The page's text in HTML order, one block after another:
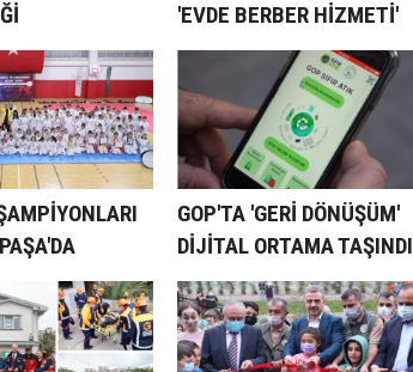
'EVDE BERBER HİZMETİ'
GOP'TA 'GERİ DÖNÜŞÜM'
DİJİTAL ORTAMA TAŞINDI